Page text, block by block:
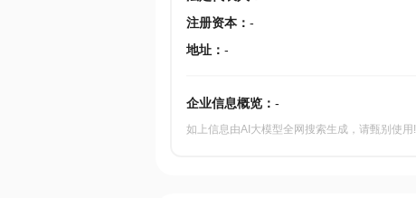
注册资本： -
地址： -
企业信息概览： -
如上信息由AI大模型全网搜索生成，请甄别使用!